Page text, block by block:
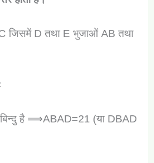
जिसमें D तथा E भुजाओं AB तथा
बिन्दु है ⟹ABAD​=21​ (या DBAD​